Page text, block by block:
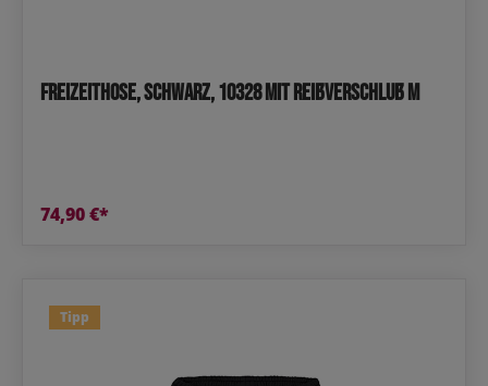
Freizeithose, Schwarz, 10328 mit Reißverschluß M
74,90 €*
Tipp